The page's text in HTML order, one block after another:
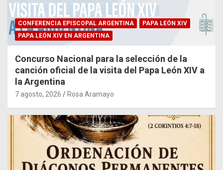
CONFERENCIA EPISCOPAL ARGENTINA
PAPA LEÓN XIV
PAPA LEÓN XIV EN ARGENTINA
Concurso Nacional para la selección de la
canción oficial de la visita del Papa León XIV a
la Argentina
7 agosto, 2026 Rosa Aramayo